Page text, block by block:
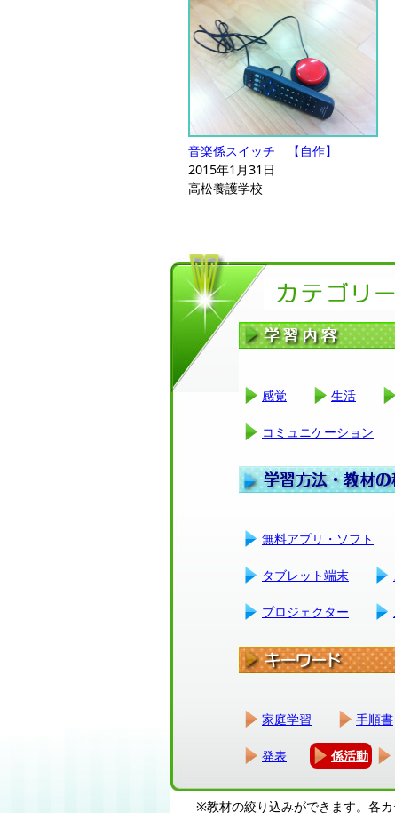
音楽係スイッチ 【自作】
2015年1月31日
高松養護学校
感覚
生活
コミュニケーション
無料アプリ・ソフト
タブレット端末
プロジェクター
家庭学習
手順書
発表 係活動
※教材の絞り込みができます。各カ